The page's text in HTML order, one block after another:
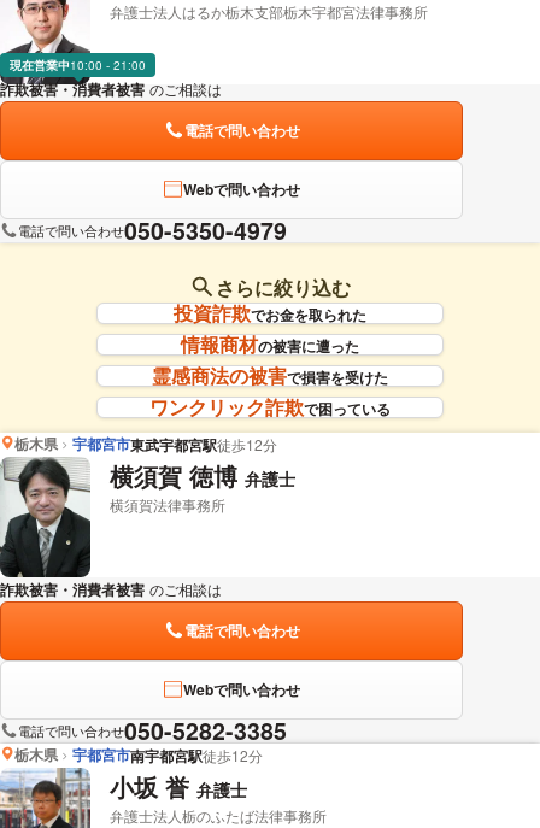
弁護士法人はるか栃木支部栃木宇都宮法律事務所
現在営業中10:00 - 21:00
詐欺被害・消費者被害 のご相談は
電話で問い合わせ
Webで問い合わせ
電話で問い合わせ050-5350-4979
さらに絞り込む
投資詐欺でお金を取られた
情報商材の被害に遭った
霊感商法の被害で損害を受けた
ワンクリック詐欺で困っている
栃木県
宇都宮市東武宇都宮駅徒歩12分
横須賀 徳博 弁護士
横須賀法律事務所
詐欺被害・消費者被害 のご相談は
電話で問い合わせ
Webで問い合わせ
電話で問い合わせ050-5282-3385
栃木県 宇都宮市南宇都宮駅徒歩12分
小坂 誉 弁護士
弁護士法人栃のふたば法律事務所